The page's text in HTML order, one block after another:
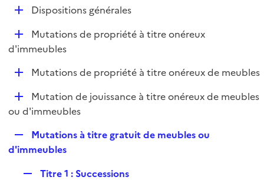
p
l
i
e
r
D
l
Dispositions générales
D
é
e
r
Mutations de propriété à titre onéreux
d'immeubles
D
l
r
Mutations de propriété à titre onéreux de meubles
D
é
i
Mutation de jouissance à titre onéreux de meubles
ou d'immeubles
e
l
Mutations à titre gratuit de meubles ou
d'immeubles
Titre 1 : Successions